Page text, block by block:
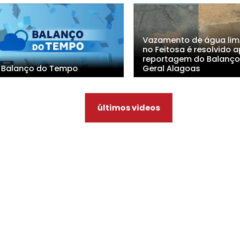
Balanço do Tempo
Vazamento de água
no Feitosa é resolvido
reportagem do Balanço
Geral Alagoas
últimos videos